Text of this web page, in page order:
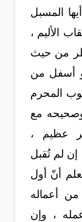
المسبل
الأليم ،
من حيث
أسفل من
المحرم
مع
عظيم ،
لم تُقبل
أنّ أول
من أعماله
، وإن